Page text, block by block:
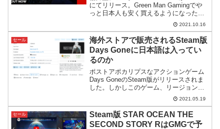
にてリリース。Green Man Gamingでや
っと日本人も安く買えるようになったの
2021.10.16
セール
海外ストアで販売されるSteam版
Days Goneに日本語は入ってい
るのか
ポストアポカリプスなアクションゲーム
Days GoneのSteam版がリリースされま
した。しかしこのゲーム、リージョン、
表現規制、言語の面で日本人だけ区別さ
れている可能性があるので調査してみま
した。※調査内容が100%正しいとは限り
ません。
2021.05.19
セール
Steam版 STAR OCEAN THE
SECOND STORY RはGMGで予